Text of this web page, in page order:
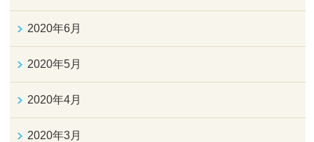
2020年6月
2020年5月
2020年4月
2020年3月